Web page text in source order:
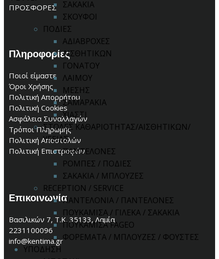
ΣΑΚΑΚΙΑ
ΣΚΟΥΦΟΙ
ΠΟΔΙΕΣ
ΑΔΙΑΒΡΟΧΕΣ
ΑΙΣΘΗΤΙΚΩΝ
ΓΟΝΑΤΟΥ
ΛΑΙΜΟΥ
ΜΕΣΗΣ
ΣΑΜΑΡΑΚΙΑ
ΧΙΑΣΤΙ
ΣΤΟΛΕΣ ΚΑΘΑΡΙΟΤΗΤΑΣ/ΑΙΣΘΗΤΙΚΩΝ/
ΥΓΕΙΑΣ
ΠΑΝΤΕΛΟΝΕΣ
ΡΟΜΠΕΣ / ΠΟΔΙΕΣ
ΣΑΚΑΚΙΑ / ΜΠΛΟΥΖΕΣ
RECEPTION / SERVICE
ΠΑΝΤΕΛΟΝΙΑ / ΠΑΝΤΕΛΟΝΕΣ
ΠΟΥΚΑΜΙΣΑ / ΓΙΛΕΚΑ / ΣΑΚΑΚΙΑ
ΠΟΥΚΑΜΙΣΑ FAGEO
ΦΟΡΕΜΑΤΑ / ΜΠΛΟΥΖΕΣ / ΦΟΥΣΤΕΣ
ΥΠΟΔΗΣΗ
ΠΡΟΣΦΟΡΕΣ
Πληροφορίες
Ποιοί είμαστε
Όροι Χρήσης
Πολιτική Απορρήτου
Πολιτική Cookies
Ασφάλεια Συναλλαγών
Τρόποι Πληρωμής
Πολιτική Αποστολών
Πολιτική Επιστροφών
Επικοινωνία
Βασιλικών 7, Τ.Κ. 35133, Λαμία
2231100096
info@kentima.gr